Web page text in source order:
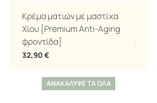
Κρέμα ματιών με μαστίχα
Χίου [Premium Anti-Aging
φροντίδα]
Τιμή
32,90 €
12,00 €
ΑΝΑΚΑΛΥΨΕ ΤΑ ΟΛΑ